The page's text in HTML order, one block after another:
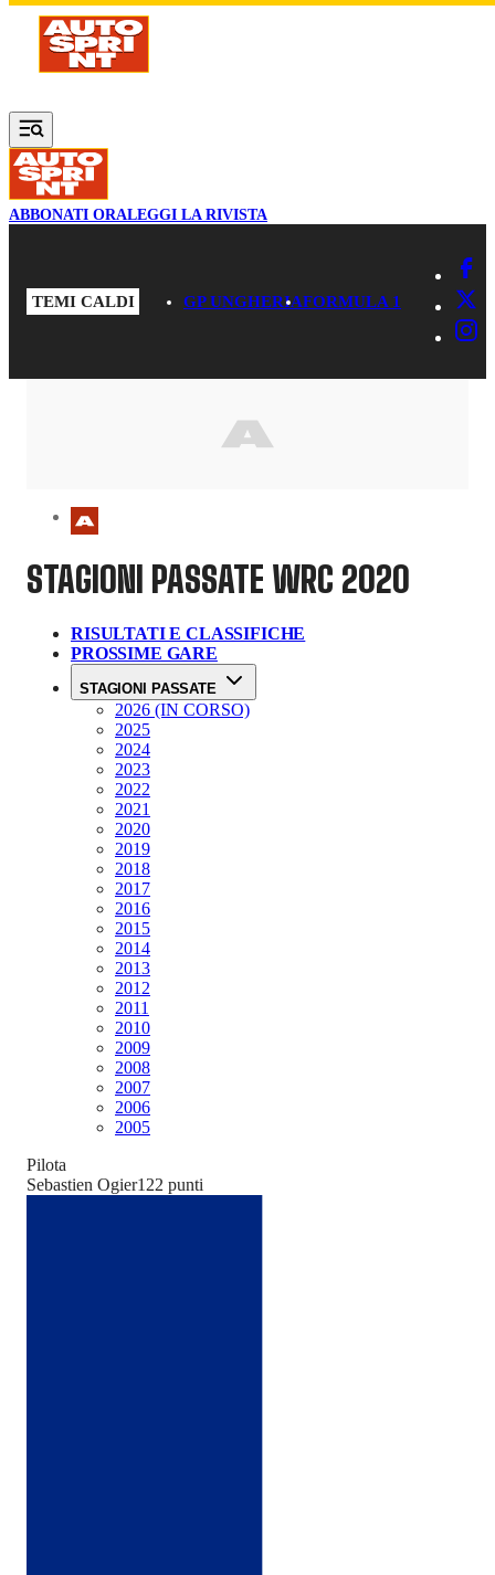
Vai al contenuto principale
ABBONATI ORALEGGI LA RIVISTA
TEMI CALDI GP UNGHERIAFORMULA 1
STAGIONI PASSATE WRC 2020
RISULTATI E CLASSIFICHE
PROSSIME GARE
STAGIONI PASSATE
2026 (IN CORSO)
2025
2024
2023
2022
2021
2020
2019
2018
2017
2016
2015
2014
2013
2012
2011
2010
2009
2008
2007
2006
2005
Pilota
Sebastien Ogier122 punti